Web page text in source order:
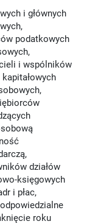
i głównych
podatkowych
i wspólników
kapitałowych
działów
księgowych
i płac,
roku